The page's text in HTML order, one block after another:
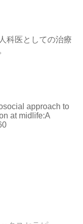
科医としての治療
approach to
at midlife:A